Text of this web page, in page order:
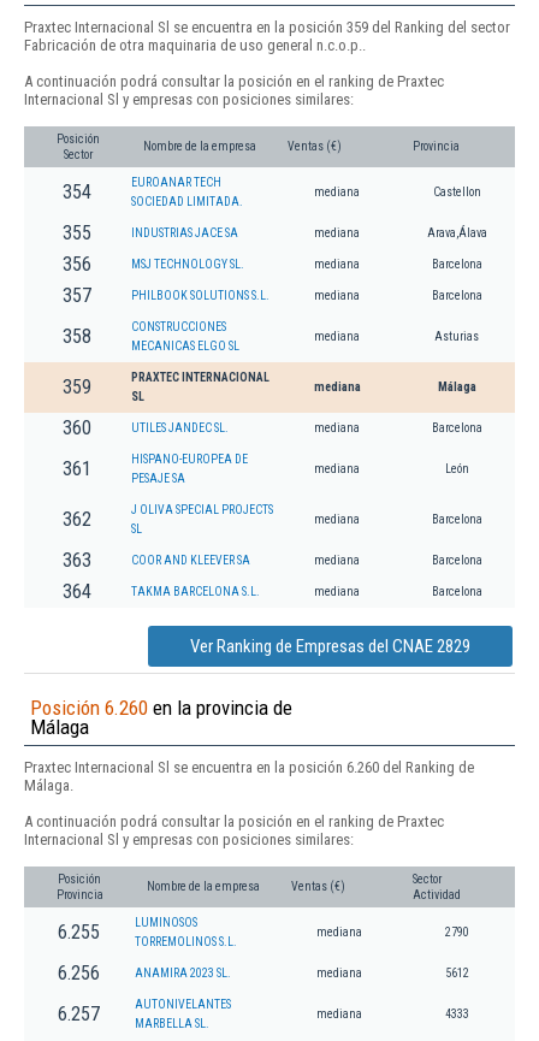
Praxtec Internacional Sl se encuentra en la posición 359 del Ranking del sector
Fabricación de otra maquinaria de uso general n.c.o.p..
A continuación podrá consultar la posición en el ranking de Praxtec
Internacional Sl y empresas con posiciones similares:
Posición
Sector
Nombre de la empresa Ventas (€) Provincia
354
EUROANAR TECH
SOCIEDAD LIMITADA.
mediana Castellon
355 INDUSTRIAS JACE SA mediana Arava,Álava
356 MSJ TECHNOLOGY SL. mediana Barcelona
357 PHILBOOK SOLUTIONS S.L. mediana Barcelona
358
CONSTRUCCIONES
MECANICAS ELGO SL
mediana Asturias
359
PRAXTEC INTERNACIONAL
SL
mediana Málaga
360 UTILES JANDEC SL. mediana Barcelona
361
HISPANO-EUROPEA DE
PESAJE SA
mediana León
362
J OLIVA SPECIAL PROJECTS
SL
mediana Barcelona
363 COOR AND KLEEVER SA mediana Barcelona
364 TAKMA BARCELONA S.L. mediana Barcelona
Ver Ranking de Empresas del CNAE 2829
Posición 6.260 en la provincia de
Málaga
Praxtec Internacional Sl se encuentra en la posición 6.260 del Ranking de
Málaga.
A continuación podrá consultar la posición en el ranking de Praxtec
Internacional Sl y empresas con posiciones similares:
Posición
Provincia
Nombre de la empresa Ventas (€)
Sector
Actividad
6.255
LUMINOSOS
TORREMOLINOS S.L.
mediana 2790
6.256 ANAMIRA 2023 SL. mediana 5612
6.257
AUTONIVELANTES
MARBELLA SL.
mediana 4333